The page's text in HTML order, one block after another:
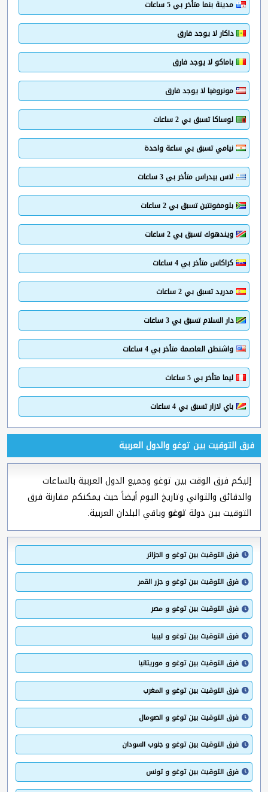
مدينة بنما متأخر بي 5 ساعات
داكار لا يوجد فارق
باماكو لا يوجد فارق
مونروفيا لا يوجد فارق
لوساكا تسبق بي 2 ساعات
نيامي تسبق بي ساعة واحدة
لاس بيدراس متأخر بي 3 ساعات
بلومفونتين تسبق بي 2 ساعات
ويندهوك تسبق بي 2 ساعات
كراكاس متأخر بي 4 ساعات
مدريد تسبق بي 2 ساعات
دار السلام تسبق بي 3 ساعات
واشنطن العاصمة متأخر بي 4 ساعات
ليما متأخر بي 5 ساعات
باي لازار تسبق بي 4 ساعات
فرق التوقيت بين توغو والدول العربية
إليكم فرق الوقت بين توغو وجميع الدول العربية بالساعات
والدقائق والثواني وتاريخ اليوم أيضاً حيث يمكنكم مقارنة فرق
التوقيت بين دولةتوغو وباقي البلدان العربية.
فرق التوقيت بين توغو و الجزائر
فرق التوقيت بين توغو و جزر القمر
فرق التوقيت بين توغو و مصر
فرق التوقيت بين توغو و ليبيا
فرق التوقيت بين توغو و موريتانيا
فرق التوقيت بين توغو و المغرب
فرق التوقيت بين توغو و الصومال
فرق التوقيت بين توغو و جنوب السودان
فرق التوقيت بين توغو و تونس